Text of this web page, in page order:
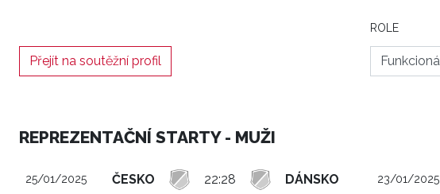
Přejít na soutěžní profil
ROLE
REPREZENTAČNÍ STARTY - MUŽI
25/01/2025 ČESKO 22:28 DÁNSKO 23/01/2025